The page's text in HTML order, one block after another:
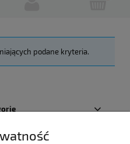
podane kryteria.